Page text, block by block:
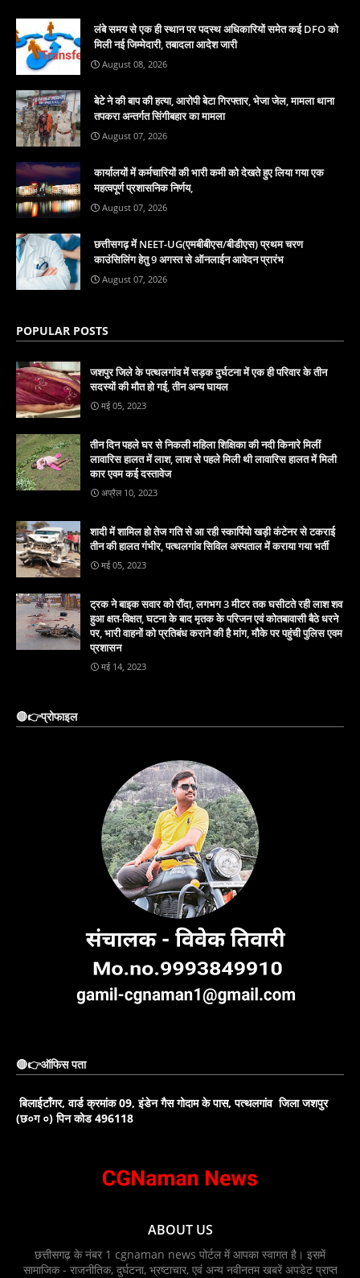
लंबे समय से एक ही स्थान पर पदस्थ अधिकारियों समेत कई DFO को
मिली नई जिम्मेदारी, तबादला आदेश जारी
August 08, 2026
बेटे ने की बाप की हत्या, आरोपी बेटा गिरफ्तार, भेजा जेल, मामला थाना
तपकरा अन्तर्गत सिंगीबहार का मामला
August 07, 2026
कार्यालयों में कर्मचारियों की भारी कमी को देखते हुए लिया गया एक
महत्वपूर्ण प्रशासनिक निर्णय,
August 07, 2026
छत्तीसगढ़ में NEET-UG(एमबीबीएस/बीडीएस) प्रथम चरण
काउंसिलिंग हेतु 9 अगस्त से ऑनलाईन आवेदन प्रारंभ
August 07, 2026
POPULAR POSTS
जशपुर जिले के पत्थलगांव में सड़क दुर्घटना में एक ही परिवार के तीन
सदस्यों की मौत हो गई, तीन अन्य घायल
मई 05, 2023
तीन दिन पहले घर से निकली महिला शिक्षिका की नदी किनारे मिलीं
लावारिस हालत में लाश, लाश से पहले मिली थी लावारिस हालत में मिली
कार एवम कई दस्तावेज
अप्रैल 10, 2023
शादी में शामिल हो तेज गति से आ रही स्कार्पियो खड़ी कंटेनर से टकराई
तीन की हालत गंभीर, पत्थलगांव सिविल अस्पताल में कराया गया भर्ती
मई 05, 2023
ट्रक ने बाइक सवार को रौंदा, लगभग 3 मीटर तक घसीटते रही लाश शव
हुआ क्षत-विक्षत, घटना के बाद मृतक के परिजन एवं कोतबावासी बैठे धरने
पर, भारी वाहनों को प्रतिबंध कराने की है मांग, मौके पर पहुंची पुलिस एवम
प्रशासन
मई 14, 2023
🔴👉प्रोफाइल
🔴👉ऑफिस पता
बिलाईटाँगर, वार्ड क्रमांक 09, इंडेन गैस गोदाम के पास, पत्थलगांव जिला जशपुर
(छ०ग ०) पिन कोड 496118
ABOUT US
छत्तीसगढ़ के नंबर 1 cgnaman news पोर्टल में आपका स्वागत है। इसमें
सामाजिक - राजनीतिक, दुर्घटना, भ्रष्टाचार, एवं अन्य नवीनतम खबरें अपडेट प्राप्त